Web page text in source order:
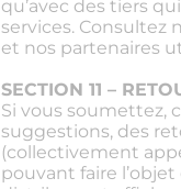
qu’avec des tiers
services. Consultez
et nos partenaires
SECTION 11 –
Si vous soumettez,
suggestions, des
(collectivement
pouvant faire